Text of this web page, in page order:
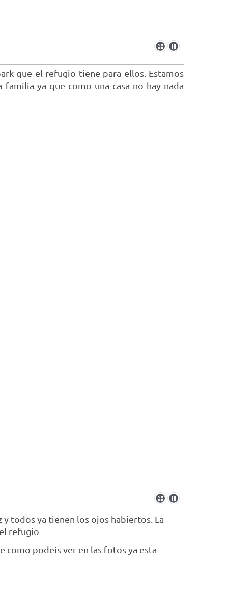
que el refugio tiene para ellos. Estamos
ya que como una casa no hay nada
todos ya tienen los ojos habiertos. La
refugio
como podeis ver en las fotos ya esta